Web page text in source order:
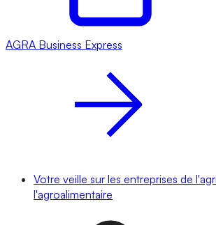
AGRA Business Express
Votre veille sur les entreprises de
l'agroalimentaire